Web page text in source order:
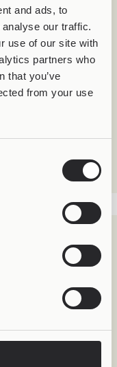
and ads, to
our traffic.
use of our site with
partners who
that you’ve
from your use